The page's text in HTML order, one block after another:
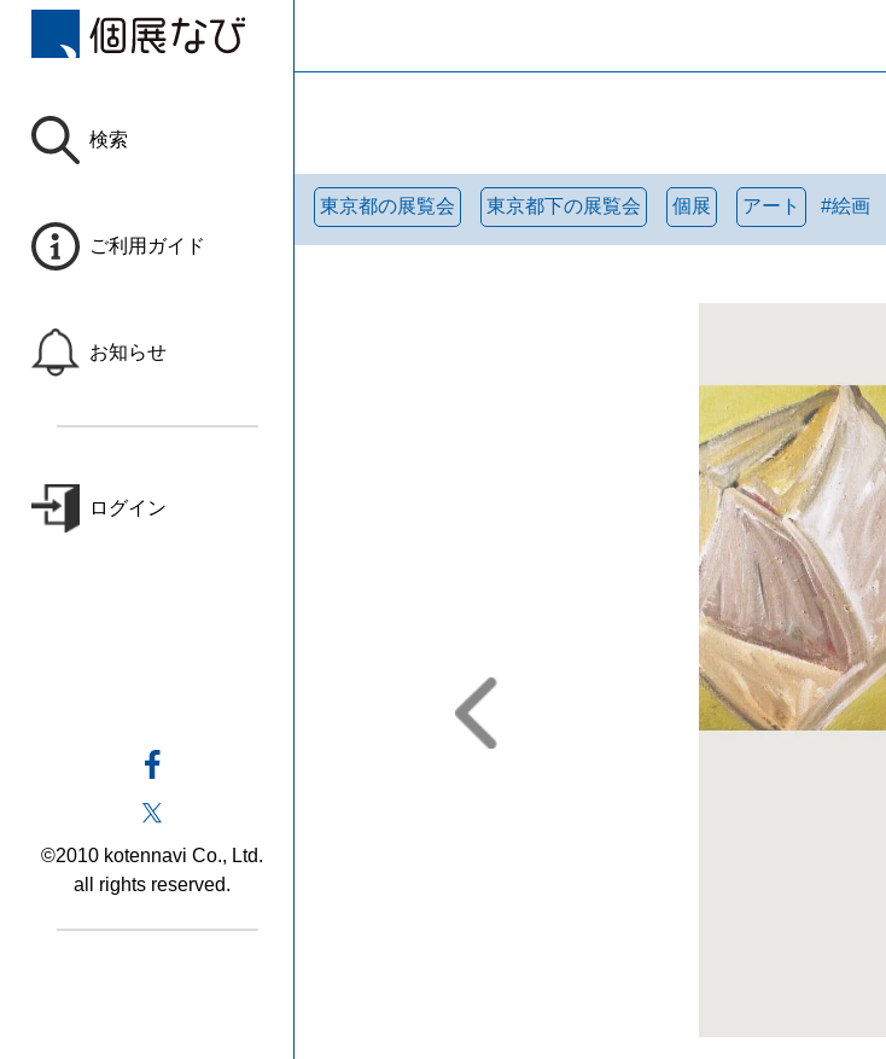
検索
ご利用ガイド
お知らせ
ログイン
©2010 kotennavi Co., Ltd.
all rights reserved.
東京都の展覧会 東京都下の展覧会 個展 アート #絵画